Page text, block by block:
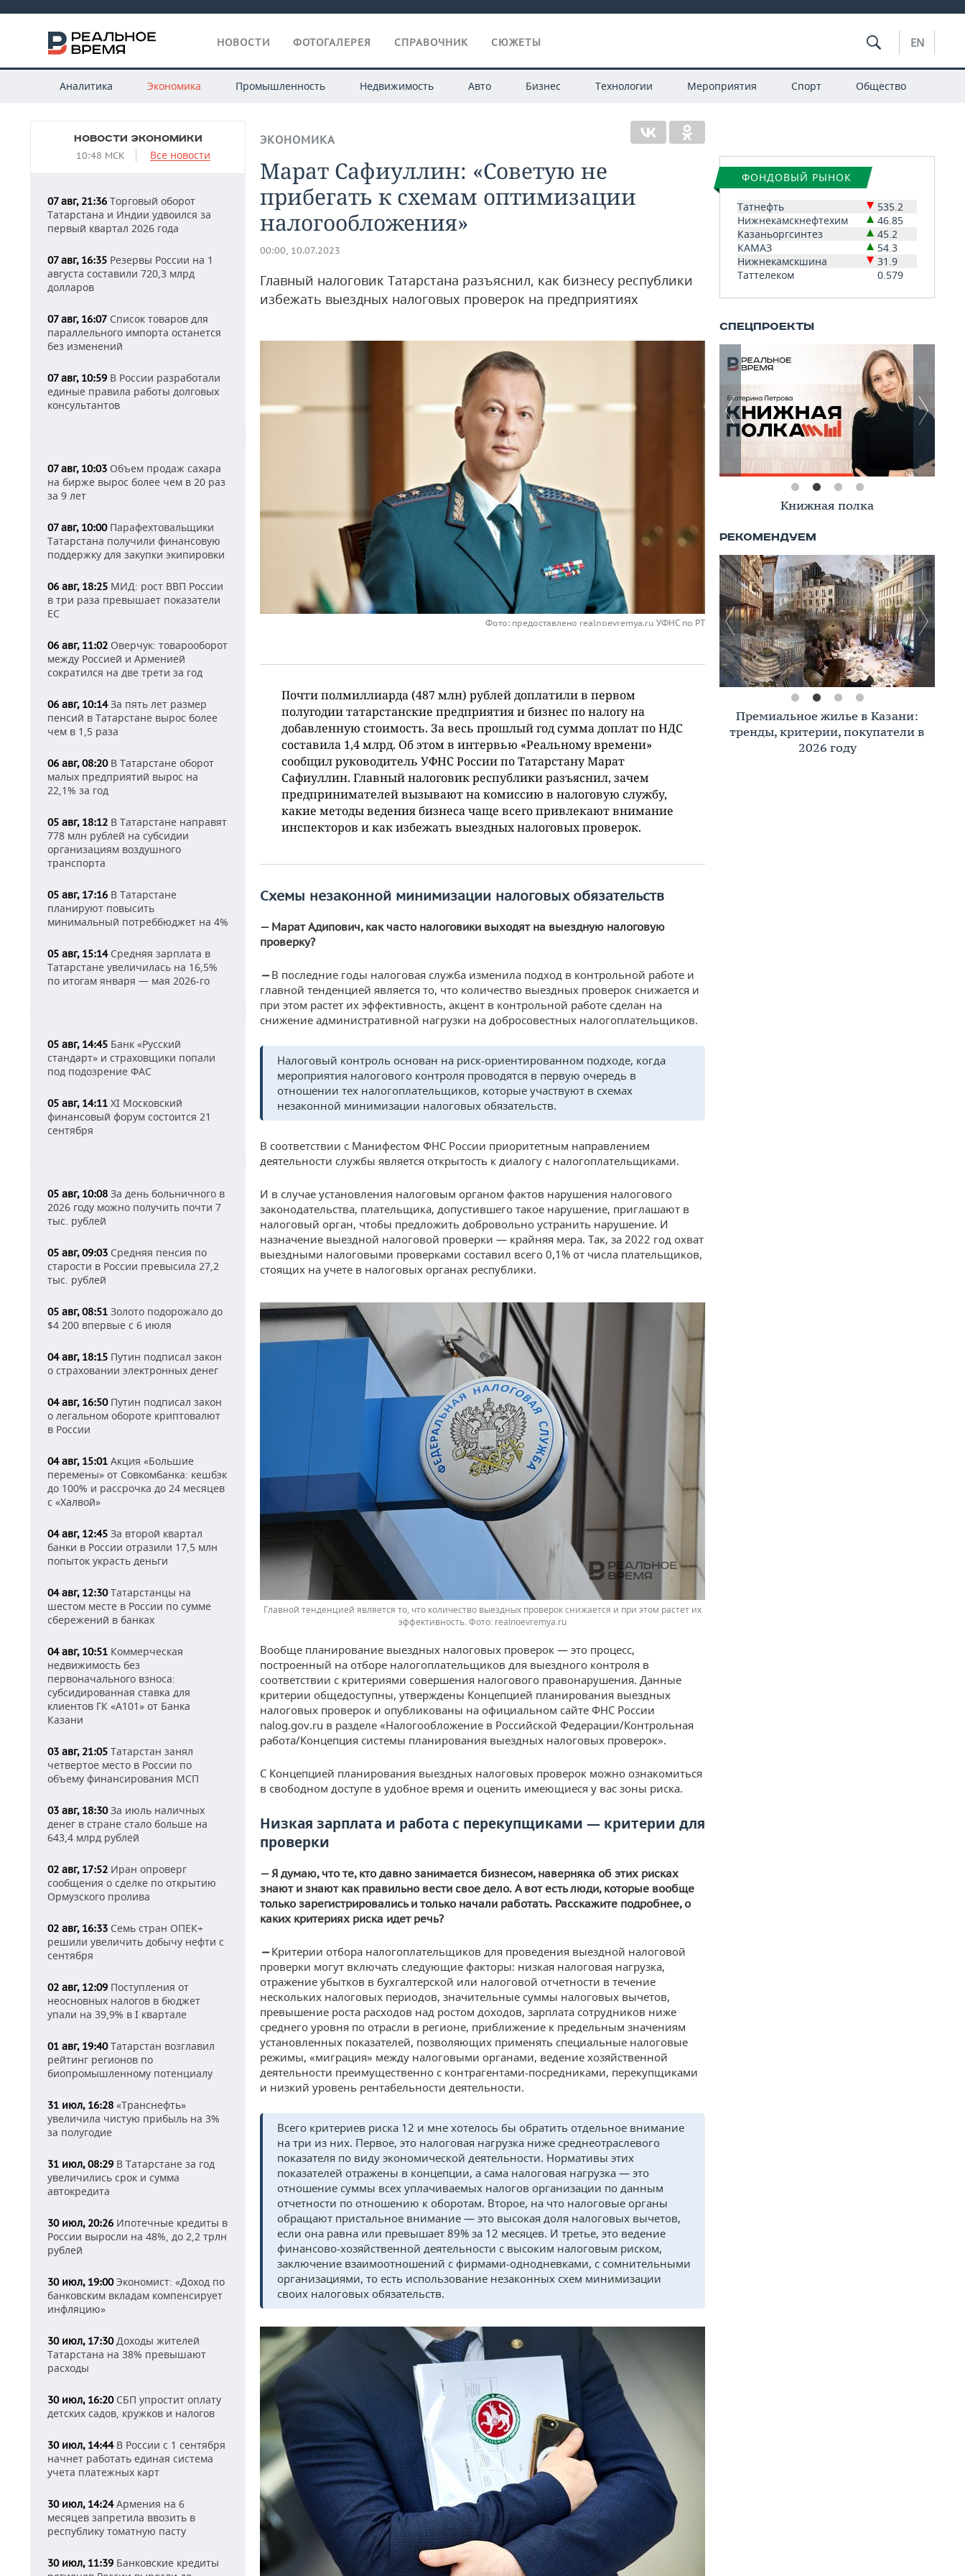
НОВОСТИ ФОТОГАЛЕРЕЯ СПРАВОЧНИК СЮЖЕТЫ EN
Аналитика Экономика Промышленность Недвижимость Авто Бизнес Технологии Мероприятия Спорт Общество
НОВОСТИ ЭКОНОМИКИ
10:48 МСК Все новости
07 авг, 21:36 Торговый оборот
Татарстана и Индии удвоился за
первый квартал 2026 года
07 авг, 16:35 Резервы России на 1
августа составили 720,3 млрд
долларов
07 авг, 16:07 Список товаров для
параллельного импорта останется
без изменений
07 авг, 10:59 В России разработали
единые правила работы долговых
консультантов
07 авг, 10:03 Объем продаж сахара
на бирже вырос более чем в 20 раз
за 9 лет
07 авг, 10:00Парафехтовальщики
Татарстана получили финансовую
поддержку для закупки экипировки
06 авг, 18:25 МИД: рост ВВП России
в три раза превышает показатели
ЕС
06 авг, 11:02 Оверчук: товарооборот
между Россией и Арменией
сократился на две трети за год
06 авг, 10:14За пять лет размер
пенсий в Татарстане вырос более
чем в 1,5 раза
06 авг, 08:20В Татарстане оборот
малых предприятий вырос на
22,1% за год
05 авг, 18:12 В Татарстане направят
778 млн рублей на субсидии
организациям воздушного
транспорта
05 авг, 17:16 В Татарстане
планируют повысить
минимальный потреббюджет на 4%
05 авг, 15:14Средняя зарплата в
Татарстане увеличилась на 16,5%
по итогам января — мая 2026-го
05 авг, 14:45 Банк «Русский
стандарт» и страховщики попали
под подозрение ФАС
05 авг, 14:11 XI Московский
финансовый форум состоится 21
сентября
05 авг, 10:08 За день больничного в
2026 году можно получить почти 7
тыс. рублей
05 авг, 09:03 Средняя пенсия по
старости в России превысила 27,2
тыс. рублей
05 авг, 08:51 Золото подорожало до
$4 200 впервые с 6 июля
04 авг, 18:15 Путин подписал закон
о страховании электронных денег
04 авг, 16:50Путин подписал закон
о легальном обороте криптовалют
в России
04 авг, 15:01 Акция «Большие
перемены» от Совкомбанка: кешбэк
до 100% и рассрочка до 24 месяцев
с «Халвой»
04 авг, 12:45 За второй квартал
банки в России отразили 17,5 млн
попыток украсть деньги
04 авг, 12:30Татарстанцы на
шестом месте в России по сумме
сбережений в банках
04 авг, 10:51 Коммерческая
недвижимость без
первоначального взноса:
субсидированная ставка для
клиентов ГК «А101» от Банка
Казани
03 авг, 21:05 Татарстан занял
четвертое место в России по
объему финансирования МСП
03 авг, 18:30За июль наличных
денег в стране стало больше на
643,4 млрд рублей
02 авг, 17:52 Иран опроверг
сообщения о сделке по открытию
Ормузского пролива
02 авг, 16:33 Семь стран ОПЕК+
решили увеличить добычу нефти с
сентября
02 авг, 12:09 Поступления от
неосновных налогов в бюджет
упали на 39,9% в I квартале
01 авг, 19:40Татарстан возглавил
рейтинг регионов по
биопромышленному потенциалу
31 июл, 16:28 «Транснефть»
увеличила чистую прибыль на 3%
за полугодие
31 июл, 08:29 В Татарстане за год
увеличились срок и сумма
автокредита
30 июл, 20:26 Ипотечные кредиты в
России выросли на 48%, до 2,2 трлн
рублей
30 июл, 19:00Экономист: «Доход по
банковским вкладам компенсирует
инфляцию»
30 июл, 17:30Доходы жителей
Татарстана на 38% превышают
расходы
30 июл, 16:20СБП упростит оплату
детских садов, кружков и налогов
30 июл, 14:44В России с 1 сентября
начнет работать единая система
учета платежных карт
30 июл, 14:24Армения на 6
месяцев запретила ввозить в
республику томатную пасту
30 июл, 11:39 Банковские кредиты
ЭКОНОМИКА
Марат Сафиуллин: «Советую не
прибегать к схемам оптимизации
налогообложения»
00:00, 10.07.2023
Главный налоговик Татарстана разъяснил, как бизнесу республики
избежать выездных налоговых проверок на предприятиях
Фото: предоставлено realnoevremya.ru УФНС по РТ
Почти полмиллиарда (487 млн) рублей доплатили в первом
полугодии татарстанские предприятия и бизнес по налогу на
добавленную стоимость. За весь прошлый год сумма доплат по НДС
составила 1,4 млрд. Об этом в интервью «Реальному времени»
сообщил руководитель УФНС России по Татарстану Марат
Сафиуллин. Главный налоговик республики разъяснил, зачем
предпринимателей вызывают на комиссию в налоговую службу,
какие методы ведения бизнеса чаще всего привлекают внимание
инспекторов и как избежать выездных налоговых проверок.
Схемы незаконной минимизации налоговых обязательств
— Марат Адипович, как часто налоговики выходят на выездную налоговую
проверку?
—В последние годы налоговая служба изменила подход в контрольной работе и
главной тенденцией является то, что количество выездных проверок снижается и
при этом растет их эффективность, акцент в контрольной работе сделан на
снижение административной нагрузки на добросовестных налогоплательщиков.
Налоговый контроль основан на риск-ориентированном подходе, когда
мероприятия налогового контроля проводятся в первую очередь в
отношении тех налогоплательщиков, которые участвуют в схемах
незаконной минимизации налоговых обязательств.
В соответствии с Манифестом ФНС России приоритетным направлением
деятельности службы является открытость к диалогу с налогоплательщиками.
И в случае установления налоговым органом фактов нарушения налогового
законодательства, плательщика, допустившего такое нарушение, приглашают в
налоговый орган, чтобы предложить добровольно устранить нарушение. И
назначение выездной налоговой проверки — крайняя мера. Так, за 2022 год охват
выездными налоговыми проверками составил всего 0,1% от числа плательщиков,
стоящих на учете в налоговых органах республики.
Главной тенденцией является то, что количество выездных проверок снижается и при этом растет их
эффективность. Фото: realnoevremya.ru
Вообще планирование выездных налоговых проверок — это процесс,
построенный на отборе налогоплательщиков для выездного контроля в
соответствии с критериями совершения налогового правонарушения. Данные
критерии общедоступны, утверждены Концепцией планирования выездных
налоговых проверок и опубликованы на официальном сайте ФНС России
nalog.gov.ru в разделе «Налогообложение в Российской Федерации/Контрольная
работа/Концепция системы планирования выездных налоговых проверок».
С Концепцией планирования выездных налоговых проверок можно ознакомиться
в свободном доступе в удобное время и оценить имеющиеся у вас зоны риска.
Низкая зарплата и работа с перекупщиками — критерии для
проверки
— Я думаю, что те, кто давно занимается бизнесом, наверняка об этих рисках
знают и знают как правильно вести свое дело. А вот есть люди, которые вообще
только зарегистрировались и только начали работать. Расскажите подробнее, о
каких критериях риска идет речь?
—Критерии отбора налогоплательщиков для проведения выездной налоговой
проверки могут включать следующие факторы: низкая налоговая нагрузка,
отражение убытков в бухгалтерской или налоговой отчетности в течение
нескольких налоговых периодов, значительные суммы налоговых вычетов,
превышение роста расходов над ростом доходов, зарплата сотрудников ниже
среднего уровня по отрасли в регионе, приближение к предельным значениям
установленных показателей, позволяющих применять специальные налоговые
режимы, «миграция» между налоговыми органами, ведение хозяйственной
деятельности преимущественно с контрагентами-посредниками, перекупщиками
и низкий уровень рентабельности деятельности.
Всего критериев риска 12 и мне хотелось бы обратить отдельное внимание
на три из них. Первое, это налоговая нагрузка ниже среднеотраслевого
показателя по виду экономической деятельности. Нормативы этих
показателей отражены в концепции, а сама налоговая нагрузка — это
отношение суммы всех уплачиваемых налогов организации по данным
отчетности по отношению к оборотам. Второе, на что налоговые органы
обращают пристальное внимание — это высокая доля налоговых вычетов,
если она равна или превышает 89% за 12 месяцев. И третье, это ведение
финансово-хозяйственной деятельности с высоким налоговым риском,
заключение взаимоотношений с фирмами-однодневками, с сомнительными
организациями, то есть использование незаконных схем минимизации
своих налоговых обязательств.
ФОНДОВЫЙ РЫНОК
Татнефть
535.2
Нижнекамскнефтехим
46.85
Казаньоргсинтез
45.2
КАМАЗ
54.3
Нижнекамскшина
31.9
Таттелеком
0.579
Книжная полка
Премиальное жилье в Казани:
тренды, критерии, покупатели в
2026 году